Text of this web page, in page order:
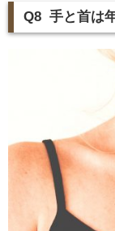
Q8 手と首は